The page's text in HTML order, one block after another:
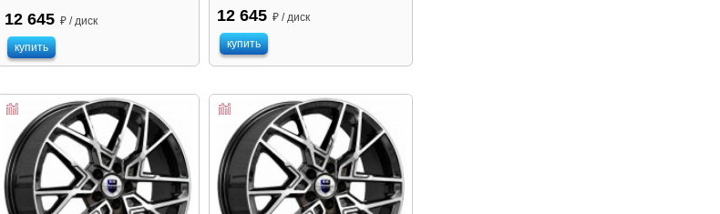
12 645 ₽ / диск
купить
12 645 ₽ / диск
купить